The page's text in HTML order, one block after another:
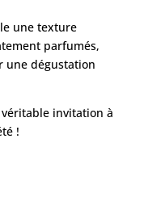
une texture
parfumés,
une dégustation
invitation à
!